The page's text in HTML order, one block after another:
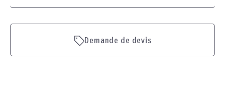
Voir en 3D
Demande de devis